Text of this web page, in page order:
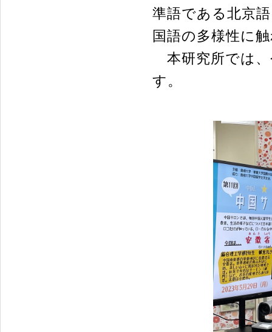
準語である北京
国語の多様性に
本研究所では、
す。